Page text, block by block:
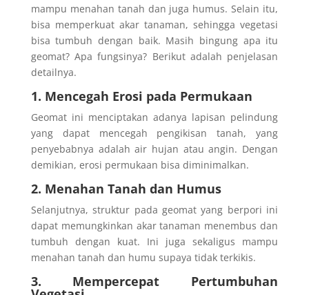
mampu menahan tanah dan juga humus. Selain itu,
bisa memperkuat akar tanaman, sehingga vegetasi
bisa tumbuh dengan baik. Masih bingung apa itu
geomat? Apa fungsinya? Berikut adalah penjelasan
detailnya.
1. Mencegah Erosi pada Permukaan
Geomat ini menciptakan adanya lapisan pelindung
yang dapat mencegah pengikisan tanah, yang
penyebabnya adalah air hujan atau angin. Dengan
demikian, erosi permukaan bisa diminimalkan.
2. Menahan Tanah dan Humus
Selanjutnya, struktur pada geomat yang berpori ini
dapat memungkinkan akar tanaman menembus dan
tumbuh dengan kuat. Ini juga sekaligus mampu
menahan tanah dan humu supaya tidak terkikis.
3. Mempercepat Pertumbuhan